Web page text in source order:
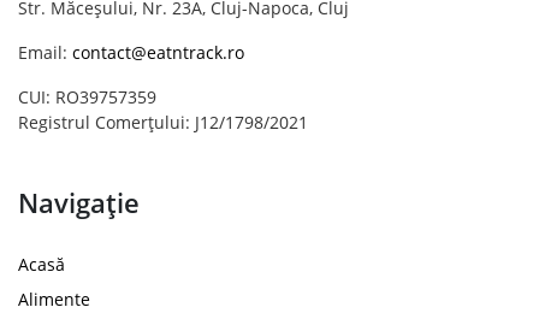
Str. Măceșului, Nr. 23A, Cluj-Napoca, Cluj
Email: contact@eatntrack.ro
CUI: RO39757359
Registrul Comerțului: J12/1798/2021
Navigație
Acasă
Alimente